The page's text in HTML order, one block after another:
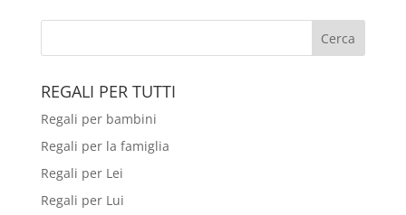
REGALI PER TUTTI
Regali per bambini
Regali per la famiglia
Regali per Lei
Regali per Lui